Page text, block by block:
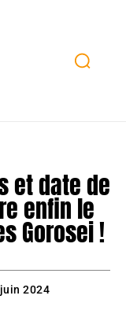
et date de
enfin le
Gorosei !
2024